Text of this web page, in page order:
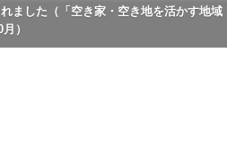
ました（「空き家・空き地を活かす地域
）